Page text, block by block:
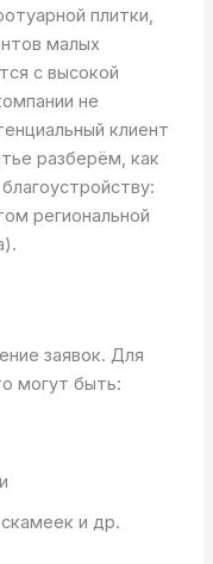
плитки,
малых
с высокой
не
клиент
разберём, как
региональной
заявок. Для
могут быть:
и др.